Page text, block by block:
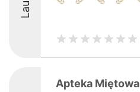
Apteka Miętowa